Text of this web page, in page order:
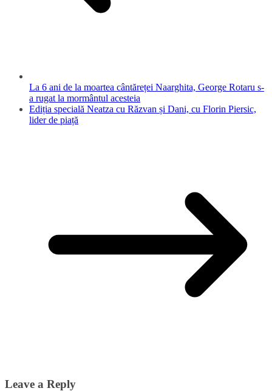
La 6 ani de la moartea cântăreței Naarghita, George Rotaru s-
a rugat la mormântul acesteia
Ediția specială Neatza cu Răzvan și Dani, cu Florin Piersic,
lider de piață
Leave a Reply